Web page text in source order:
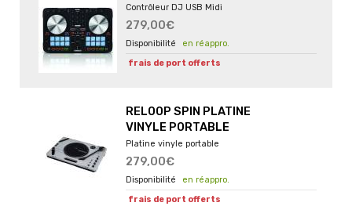
Contrôleur DJ USB Midi
279,00€
en réappro.
frais de port offerts
RELOOP SPIN PLATINE
VINYLE PORTABLE
Platine vinyle portable
279,00€
en réappro.
frais de port offerts